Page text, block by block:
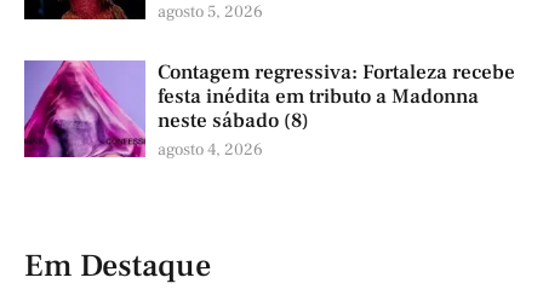
agosto 5, 2026
Contagem regressiva: Fortaleza recebe
festa inédita em tributo a Madonna
neste sábado (8)
agosto 4, 2026
Em Destaque